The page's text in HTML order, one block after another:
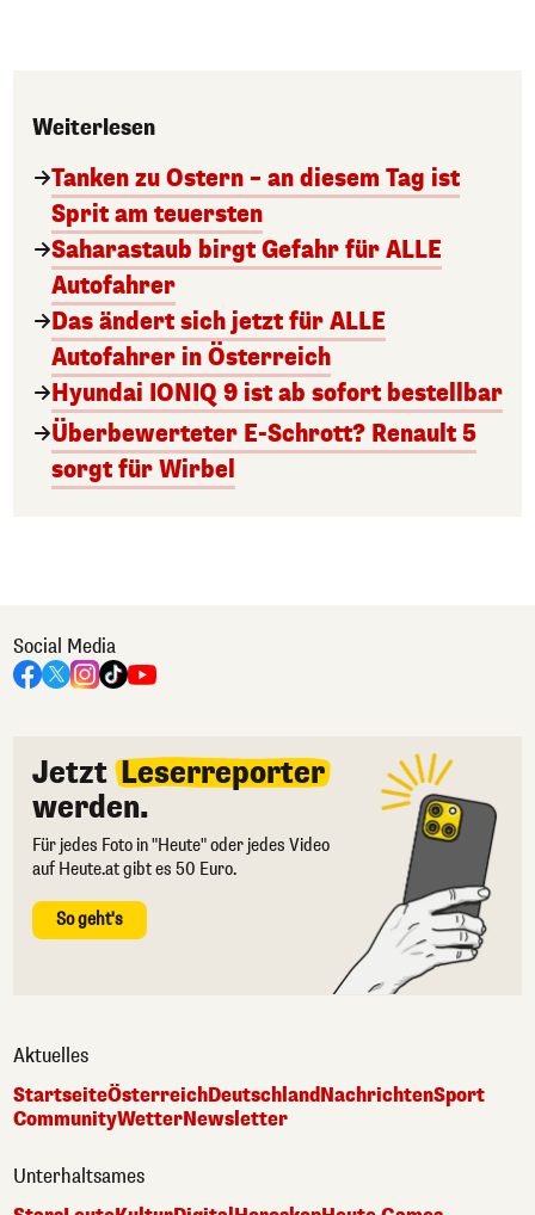
Weiterlesen
Tanken zu Ostern – an diesem Tag ist
Sprit am teuersten
Saharastaub birgt Gefahr für ALLE
Autofahrer
Das ändert sich jetzt für ALLE
Autofahrer in Österreich
Hyundai IONIQ 9 ist ab sofort bestellbar
Überbewerteter E-Schrott? Renault 5
sorgt für Wirbel
Social Media
Jetzt Leserreporter
werden.
Für jedes Foto in "Heute" oder jedes Video
auf Heute.at gibt es 50 Euro.
So geht's
Aktuelles
StartseiteÖsterreichDeutschlandNachrichtenSport
CommunityWetterNewsletter
Unterhaltsames